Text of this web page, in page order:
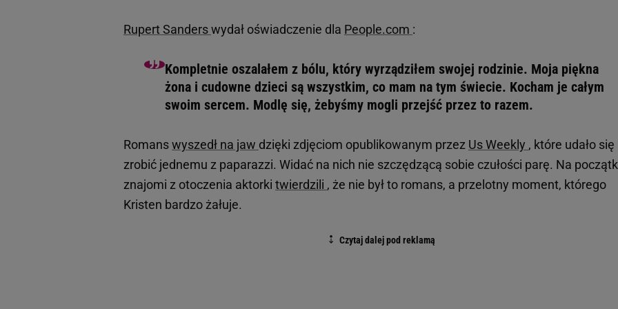
Rupert Sanderswydał oświadczenie dla People.com :
Kompletnie oszalałem z bólu, który wyrządziłem swojej rodzinie. Moja piękna
żona i cudowne dzieci są wszystkim, co mam na tym świecie. Kocham je całym
swoim sercem. Modlę się, żebyśmy mogli przejść przez to razem.
Romanswyszedł na jaw dzięki zdjęciom opublikowanym przez Us Weekly , które udało się
zrobić jednemu z paparazzi. Widać na nich nie szczędzącą sobie czułości parę. Na
znajomi z otoczenia aktorki twierdzili , że nie był to romans, a przelotny moment, którego
Kristen bardzo żałuje.